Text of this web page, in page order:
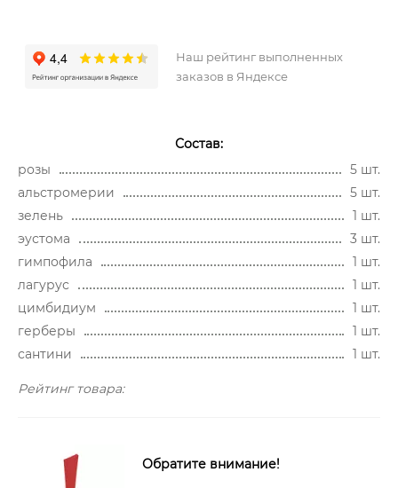
Наш рейтинг выполненных
заказов в Яндексе
Состав:
розы
5 шт.
альстромерии
5 шт.
зелень
1 шт.
эустома
3 шт.
гимпофила
1 шт.
лагурус
1 шт.
цимбидиум
1 шт.
герберы
1 шт.
сантини
1 шт.
Рейтинг товара:
Обратите внимание!